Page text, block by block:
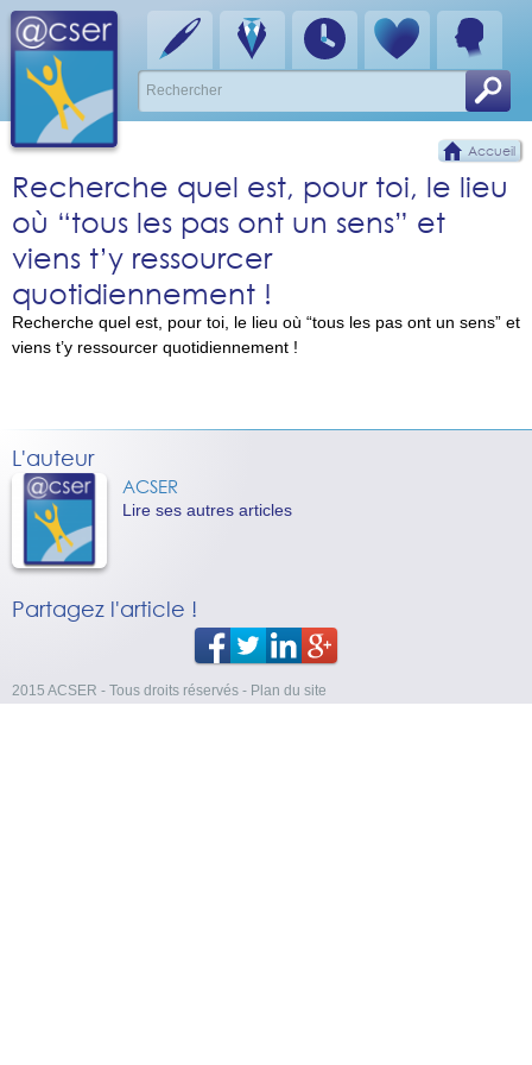
Accueil
Recherche quel est, pour toi, le lieu
où “tous les pas ont un sens” et
viens t’y ressourcer
quotidiennement !
Recherche quel est, pour toi, le lieu où “tous les pas ont un sens” et
viens t’y ressourcer quotidiennement !
L'auteur
ACSER
Lire ses autres articles
Partagez l'article !
2015 ACSER - Tous droits réservés - Plan du site